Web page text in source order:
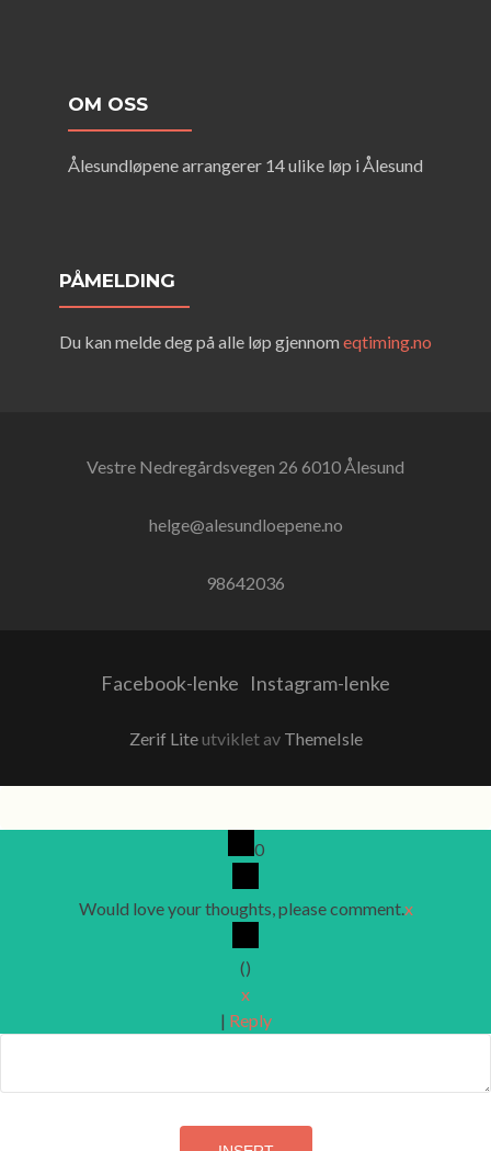
OM OSS
Ålesundløpene arrangerer 14 ulike løp i Ålesund
PÅMELDING
Du kan melde deg på alle løp gjennom eqtiming.no
Vestre Nedregårdsvegen 26 6010 Ålesund
helge@alesundloepene.no
98642036
Facebook-lenke Instagram-lenke
Zerif Liteutviklet av ThemeIsle
0
Would love your thoughts, please comment.x
()
x
| Reply